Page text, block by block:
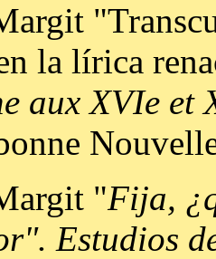
la lírica
aux XVIe et
"Fija,
Estudios